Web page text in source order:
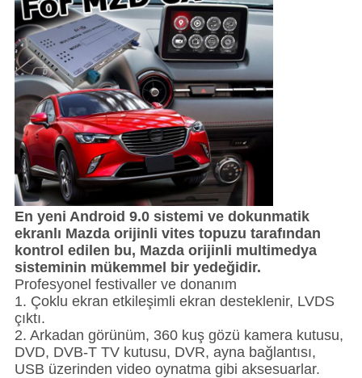
En yeni Android 9.0 sistemi ve dokunmatik
ekranlı Mazda orijinli vites topuzu tarafından
kontrol edilen bu, Mazda orijinli multimedya
sisteminin mükemmel bir yedeğidir.
Profesyonel festivaller ve donanım
1. Çoklu ekran etkileşimli ekran desteklenir, LVDS
çıktı.
2. Arkadan görünüm, 360 kuş gözü kamera kutusu,
DVD, DVB-T TV kutusu, DVR, ayna bağlantısı,
USB üzerinden video oynatma gibi aksesuarlar.